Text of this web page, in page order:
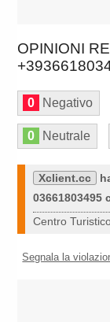
OPINIONI
0 Negativo
0 Neutrale
Xclient.cc
03661803495
Centro
Segnala la